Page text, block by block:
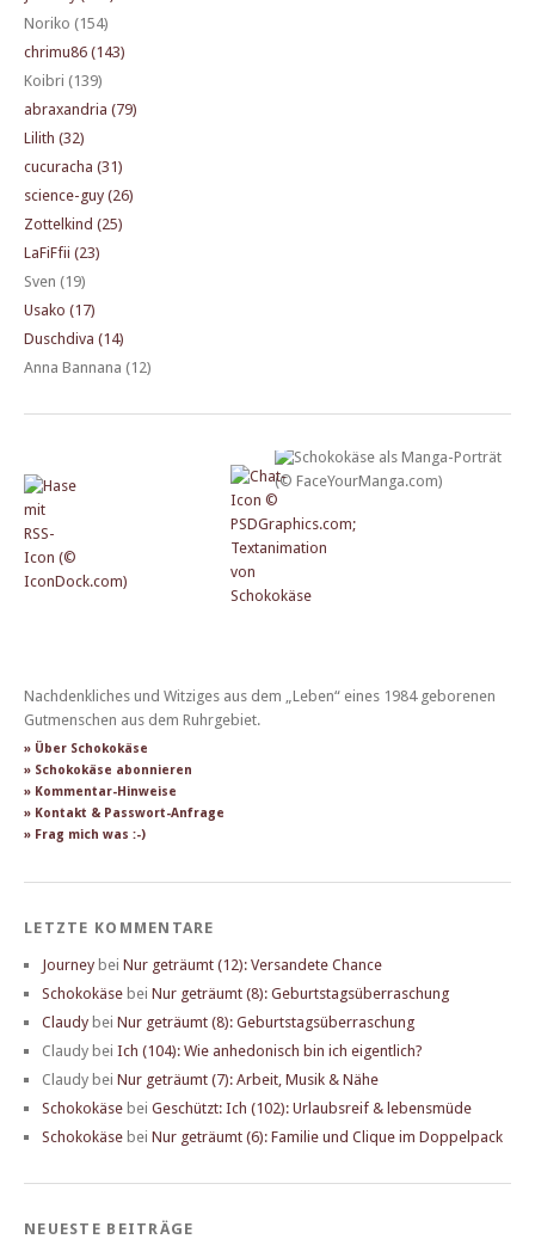
Noriko (154)
chrimu86 (143)
Koibri (139)
abraxandria (79)
Lilith (32)
cucuracha (31)
science-guy (26)
Zottelkind (25)
LaFiFfii (23)
Sven (19)
Usako (17)
Duschdiva (14)
Anna Bannana (12)
Nachdenkliches und Witziges aus dem „Leben“ eines 1984 geborenen
Gutmenschen aus dem Ruhrgebiet.
» Über Schokokäse
» Schokokäse abonnieren
» Kommentar-Hinweise
» Kontakt & Passwort-Anfrage
» Frag mich was :-)
LETZTE KOMMENTARE
Journey bei Nur geträumt (12): Versandete Chance
Schokokäse bei Nur geträumt (8): Geburtstagsüberraschung
Claudy bei Nur geträumt (8): Geburtstagsüberraschung
Claudy bei Ich (104): Wie anhedonisch bin ich eigentlich?
Claudy bei Nur geträumt (7): Arbeit, Musik & Nähe
Schokokäse bei Geschützt: Ich (102): Urlaubsreif & lebensmüde
Schokokäse bei Nur geträumt (6): Familie und Clique im Doppelpack
NEUESTE BEITRÄGE